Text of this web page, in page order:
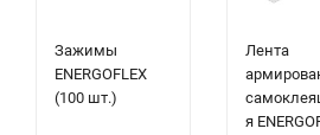
Зажимы
ENERGOFLEX
(100 шт.)
Лента
я